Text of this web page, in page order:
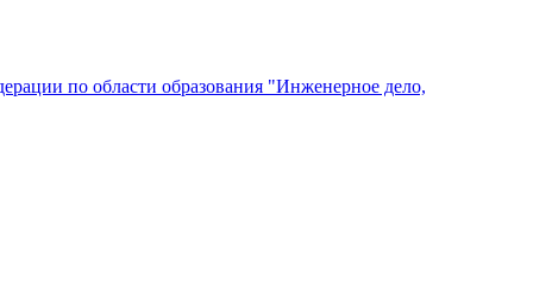
по области образования "Инженерное дело,